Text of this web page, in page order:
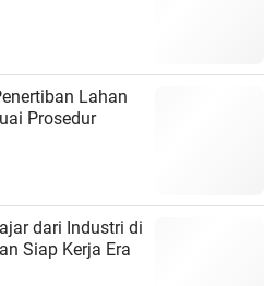
Lahan
Prosedur
dari Industri di
Siap Kerja Era